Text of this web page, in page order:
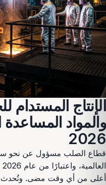
الإنتاج المستدام
والمواد المساعدة
2026
أعلى من أي وقت مضى. وتُحدث